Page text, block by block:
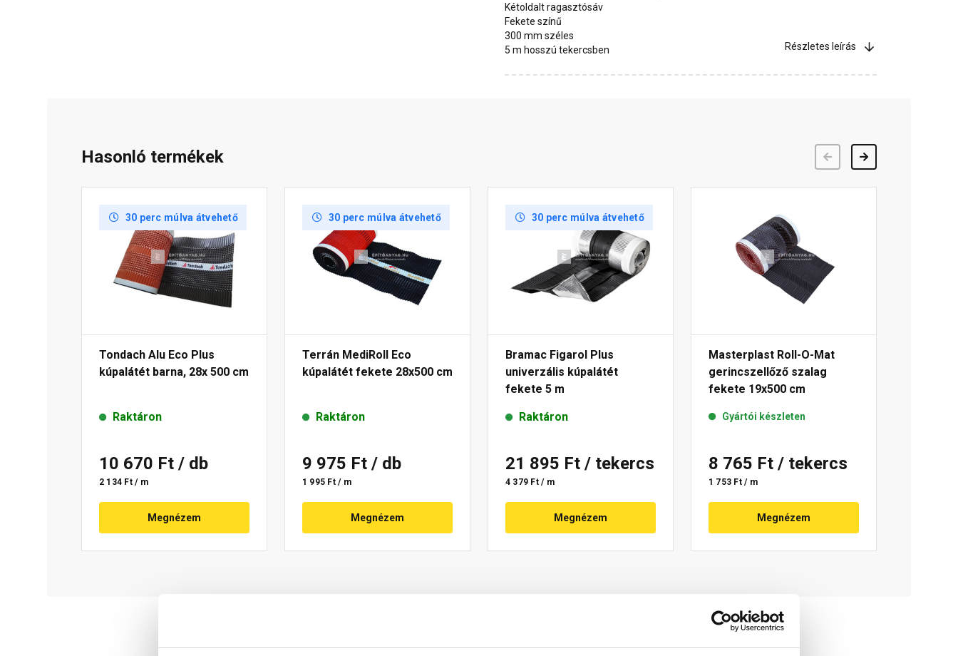
Kétoldalt ragasztósáv
Fekete színű
300 mm széles
5 m hosszú tekercsben
Részletes leírás
Hasonló termékek
30 perc múlva átvehető
Tondach Alu Eco Plus
kúpalátét barna, 28x 500 cm
Raktáron
10 670 Ft / db
2 134 Ft / m
Megnézem
30 perc múlva átvehető
Terrán MediRoll Eco
kúpalátét fekete 28x500 cm
Raktáron
9 975 Ft / db
1 995 Ft / m
Megnézem
30 perc múlva átvehető
Bramac Figarol Plus
univerzális kúpalátét
fekete 5 m
Raktáron
21 895 Ft / tekercs
4 379 Ft / m
Megnézem
Masterplast Roll-O-Mat
gerincszellőző szalag
fekete 19x500 cm
Gyártói készleten
8 765 Ft / tekercs
1 753 Ft / m
Megnézem